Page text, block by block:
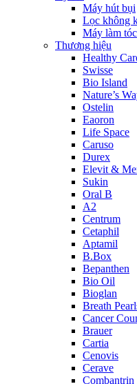
Máy hút bụi
Lọc không
Máy làm tóc
Thương hiệu
Healthy
Swisse
Bio Island
Nature’s
Ostelin
Eaoron
Life Space
Caruso
Durex
Elevit &
Sukin
Oral B
A2
Centrum
Cetaphil
Aptamil
B.Box
Bepanthen
Bio Oil
Bioglan
Breath
Cancer
Brauer
Cartia
Cenovis
Cerave
Combantrin